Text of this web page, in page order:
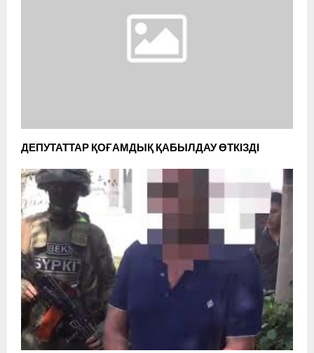
ДЕПУТАТТАР ҚОҒАМДЫҚ ҚАБЫЛДАУ ӨТКІЗДІ